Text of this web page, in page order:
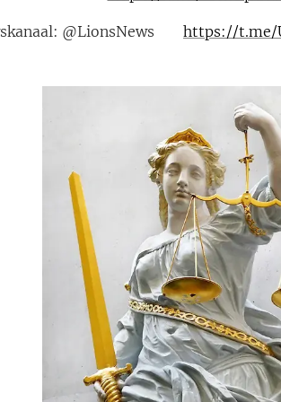
@LionsNews 💥 https://t.me/